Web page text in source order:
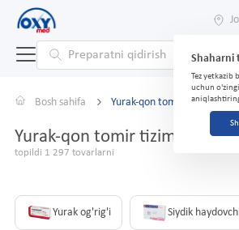
Shaharni
Tez yetkazib
uchun
Bosh sahifa Yurak-qon tomir tizimi
Yurak-qon tomir tizimi
topildi 1 297 tovarlarni
Yurak og'rig'i Siydik